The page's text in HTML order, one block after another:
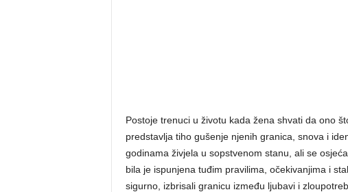
Postoje trenuci u životu kada žena shvati da ono
predstavlja tiho gušenje njenih granica, snova i
godinama živjela u sopstvenom stanu, ali se
bila je ispunjena tuđim pravilima, očekivanjima i
sigurno, izbrisali granicu između ljubavi i